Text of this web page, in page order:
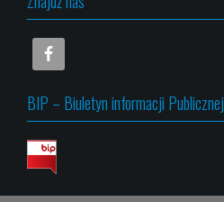
BIP – Biuletyn informacji Publicznej